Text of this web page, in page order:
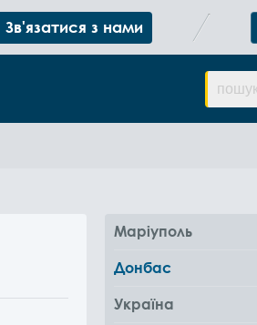
Зв'язатися з нами
Маріуполь
Донбас
Україна